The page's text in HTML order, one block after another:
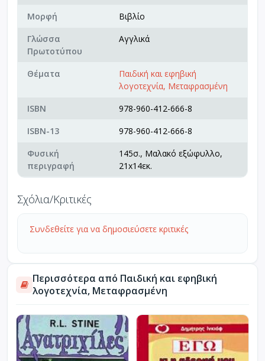
Μορφή
Βιβλίο
Γλώσσα
Πρωτοτύπου
Αγγλικά
Θέματα
Παιδική και εφηβική
λογοτεχνία, Μεταφρασμένη
ISBN
978-960-412-666-8
ISBN-13
978-960-412-666-8
Φυσική
περιγραφή
145σ., Μαλακό εξώφυλλο,
21x14εκ.
Σχόλια/Κριτικές
Συνδεθείτε για να δημοσιεύσετε κριτικές
Περισσότερα από Παιδική και εφηβική
λογοτεχνία, Μεταφρασμένη